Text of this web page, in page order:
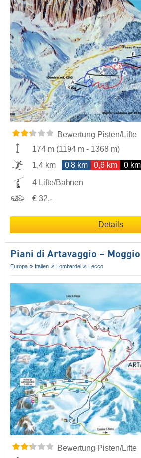
Bewertung Pisten/Lifte
174 m (1194 m - 1368 m)
1,4 km
0,8 km 0,6 km 0 km
4 Lifte/Bahnen
€ 32,-
Details
Piani di Artavaggio – Moggio
Europa Italien Lombardei Lecco
Bewertung Pisten/Lifte